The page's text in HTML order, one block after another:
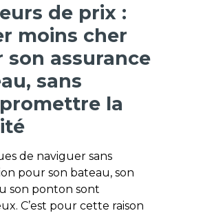
de prix :
moins cher
son assurance
sans
la
de naviguer sans
pour son bateau, son
son ponton sont
C’est pour cette raison